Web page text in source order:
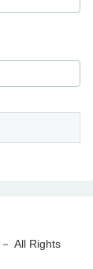
All Rights